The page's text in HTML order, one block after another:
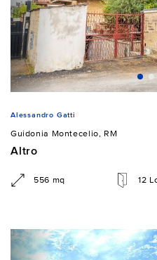
Alessandro Gatti
Guidonia Montecelio, RM
Altro
556 mq 12